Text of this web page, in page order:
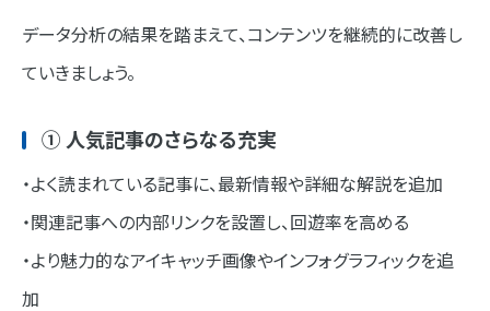
データ分析の結果を踏まえて、コンテンツを継続的に改善し
ていきましょう。
① 人気記事のさらなる充実
・よく読まれている記事に、最新情報や詳細な解説を追加
・関連記事への内部リンクを設置し、回遊率を高める
・より魅力的なアイキャッチ画像やインフォグラフィックを追
加